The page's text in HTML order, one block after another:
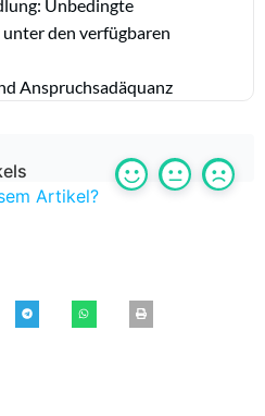
Unbedingte
den verfügbaren
Anspruchsadäquanz
Artikel?